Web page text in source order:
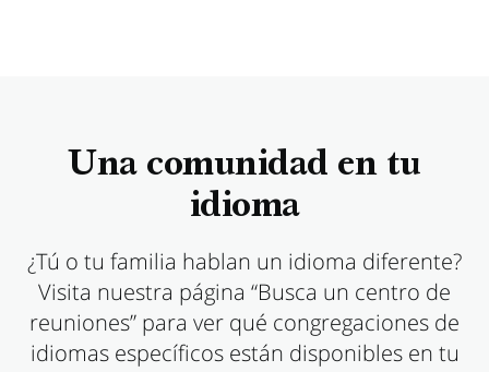
Una comunidad en tu
idioma
¿Tú o tu familia hablan un idioma diferente?
Visita nuestra página “Busca un centro de
reuniones” para ver qué congregaciones de
idiomas específicos están disponibles en tu